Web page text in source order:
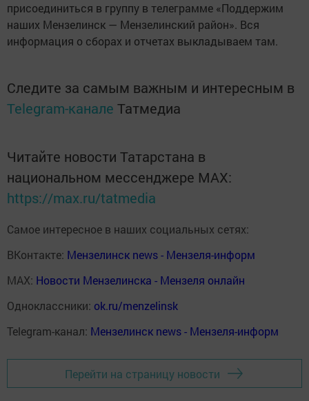
присоединиться в группу в телеграмме «Поддержим
наших Мензелинск — Мензелинский район». Вся
информация о сборах и отчетах выкладываем там.
Следите за самым важным и интересным в
Telegram-канале Татмедиа
Читайте новости Татарстана в
национальном мессенджере MАХ:
https://max.ru/tatmedia
Самое интересное в наших социальных сетях:
ВКонтакте: Мензелинск news - Мензеля-информ
MAX: Новости Мензелинска - Мензеля онлайн
Одноклассники: ok.ru/menzelinsk
Telegram-канал: Мензелинск news - Мензеля-информ
Перейти на страницу новости